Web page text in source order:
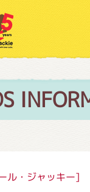
ル・ジャッキー]